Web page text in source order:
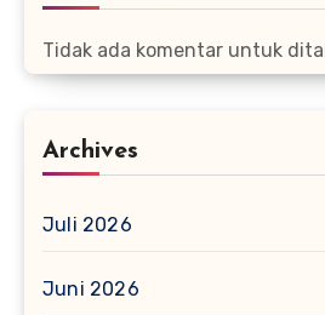
Tidak ada komentar untuk
Archives
Juli 2026
Juni 2026